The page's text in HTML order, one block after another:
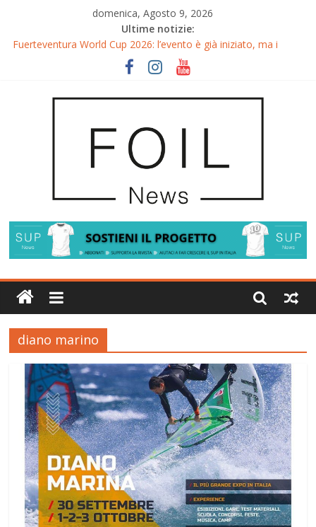
domenica, Agosto 9, 2026
Ultime notizie:
Fuerteventura World Cup 2026: l’evento è già iniziato, ma i
riflettori si accendono sul Wingfoil!
Fuerteventura FreeFly-Slalom 2026: Cappuzzo e Belloeuvre
Gran Canaria GWA Wingfoil World Cup 2026: Spettacolo e
adrenalina a Pozo Izquierdo
diano marino